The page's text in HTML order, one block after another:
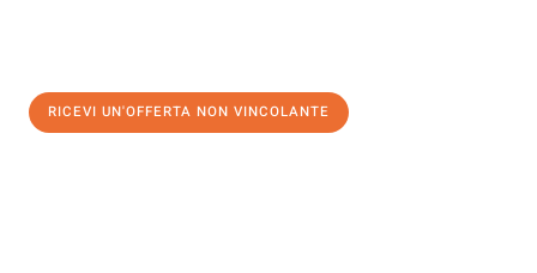
RICEVI UN'OFFERTA NON VINCOLANTE